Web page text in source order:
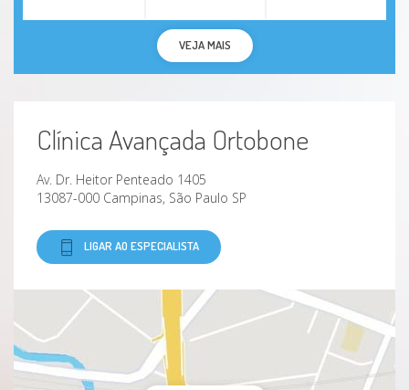
VEJA MAIS
Clínica Avançada Ortobone
Av. Dr. Heitor Penteado 1405
13087-000 Campinas, São Paulo SP
LIGAR AO ESPECIALISTA